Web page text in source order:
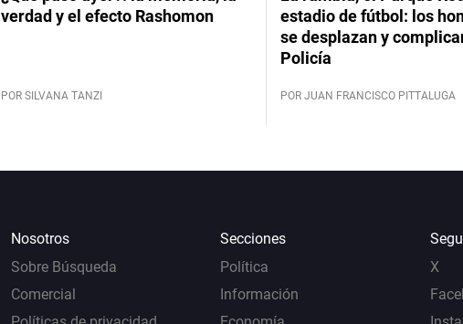
verdad y el efecto Rashomon
POR SILVANA TANZI
estadio de fútbol: los
se desplazan y
Policía
POR JUAN FRANCISCO PITTALUGA
Nosotros
Sobre Búsqueda
Comercial
Secciones
Política
Información
X